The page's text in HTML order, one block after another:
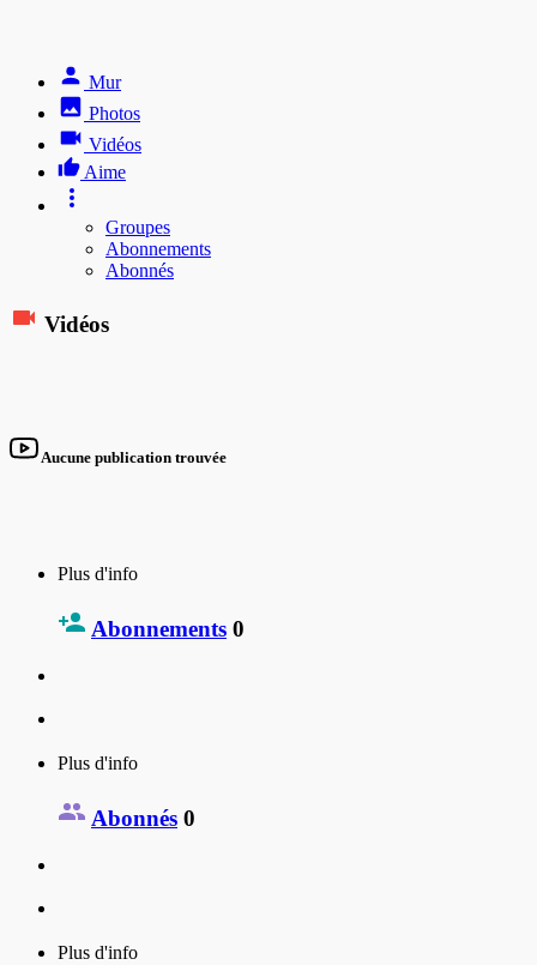
Mur
Photos
Vidéos
Aime
Groupes
Abonnements
Abonnés
Vidéos
Aucune publication trouvée
Plus d'info
Abonnements 0
Plus d'info
Abonnés 0
Plus d'info